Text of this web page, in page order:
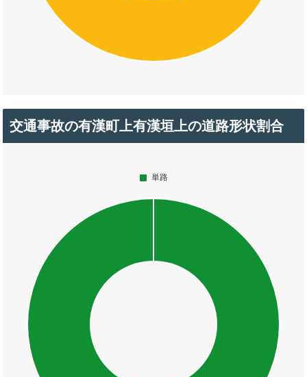
交通事故の有漢町上有漢垣上の道路形状割合